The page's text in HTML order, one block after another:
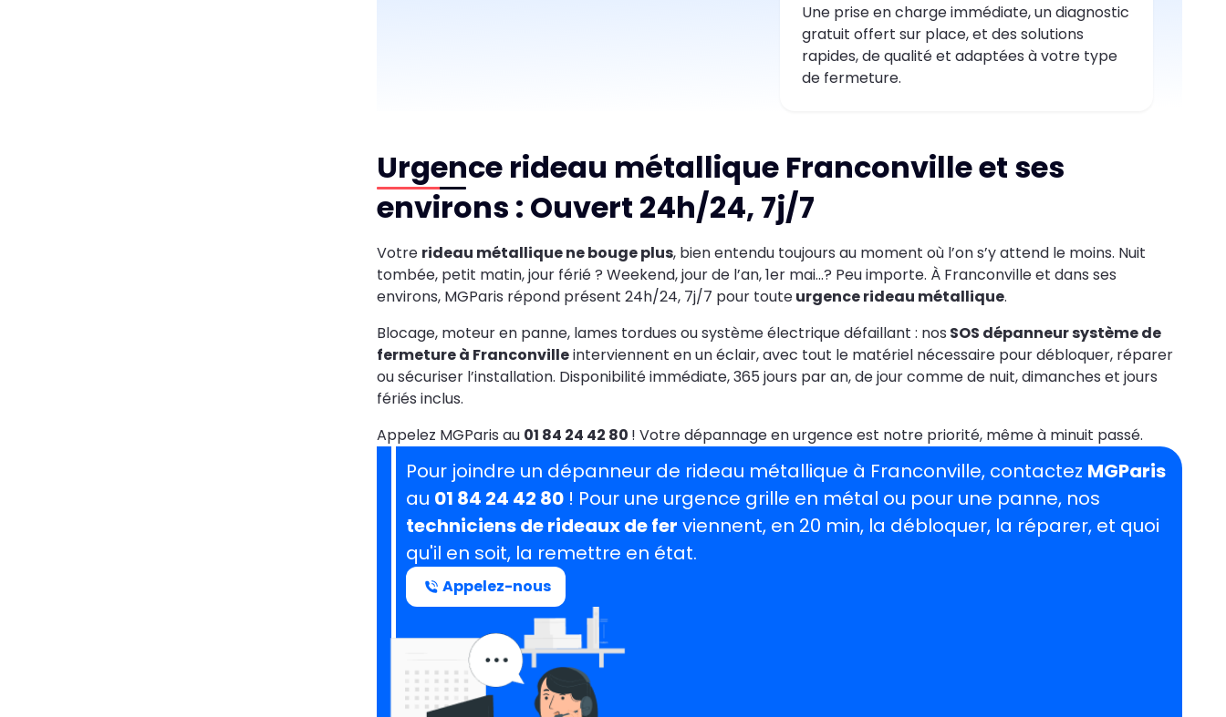
Une prise en charge immédiate, un diagnostic
gratuit offert sur place, et des solutions
rapides, de qualité et adaptées à votre type
de fermeture.
Urgence rideau métallique Franconville et ses
environs : Ouvert 24h/24, 7j/7
Votre rideau métallique ne bouge plus, bien entendu toujours au moment où l’on s’y attend le moins. Nuit
tombée, petit matin, jour férié ? Weekend, jour de l’an, 1er mai...? Peu importe. À Franconville et dans ses
environs, MGParis répond présent 24h/24, 7j/7 pour touteurgence rideau métallique.
Blocage, moteur en panne, lames tordues ou système électrique défaillant : nos SOS dépanneur système de
fermeture à Franconvilleinterviennent en un éclair, avec tout le matériel nécessaire pour débloquer, réparer
ou sécuriser l’installation. Disponibilité immédiate, 365 jours par an, de jour comme de nuit, dimanches et jours
fériés inclus.
Appelez MGParis au 01 84 24 42 80 ! Votre dépannage en urgence est notre priorité, même à minuit passé.
Pour joindre un dépanneur de rideau métallique à Franconville, contactez MGParis
au 01 84 24 42 80 ! Pour une urgence grille en métal ou pour une panne, nos
techniciens de rideaux de fer viennent, en 20 min, la débloquer, la réparer, et quoi
qu'il en soit, la remettre en état.
Appelez-nous